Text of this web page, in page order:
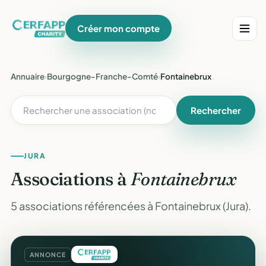
Créer mon compte
Annuaire›Bourgogne-Franche-Comté›Fontainebrux
Rechercher
JURA
Associations àFontainebrux
5 associations référencées à Fontainebrux (Jura).
ANNONCE